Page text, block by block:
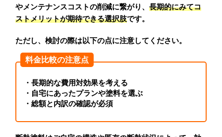
やメンテナンスコストの削減に繋がり、長期的にみてコ
ストメリットが期待できる選択肢です。
ただし、検討の際は以下の点に注意してください。
料金比較の注意点
・長期的な費用対効果を考える
・自宅にあったプランや塗料を選ぶ
・総額と内訳の確認が必須